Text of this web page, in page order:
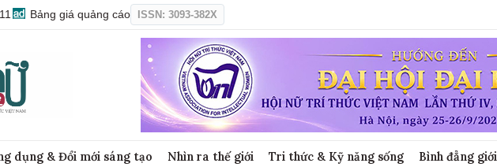
Bảng giá quảng cáo ISSN: 3093-382X
dụng & Đổi mới sáng tạo Nhìn ra thế giới Tri thức & Kỹ năng sống Bình đẳng giới